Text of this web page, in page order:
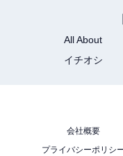
All About
イチオシ
会社概要
プライバシーポリシ